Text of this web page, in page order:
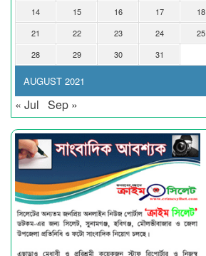
AUGUST 2021
14
15 16 17 18
21
22 23 24 25
28
29 30 31
« Jul Sep »